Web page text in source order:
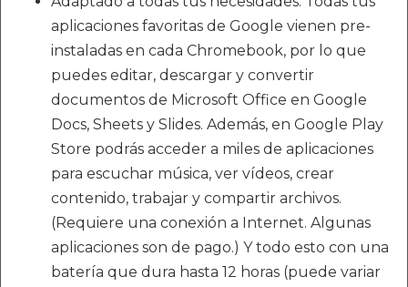
aplicaciones favoritas de Google vienen pre-
instaladas en cada Chromebook, por lo que
puedes editar, descargar y convertir
documentos de Microsoft Office en Google
Docs, Sheets y Slides. Además, en Google Play
Store podrás acceder a miles de aplicaciones
para escuchar música, ver vídeos, crear
contenido, trabajar y compartir archivos.
(Requiere una conexión a Internet. Algunas
aplicaciones son de pago.) Y todo esto con una
batería que dura hasta 12 horas (puede variar